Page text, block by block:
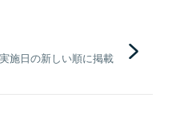
施日の新しい順に掲載